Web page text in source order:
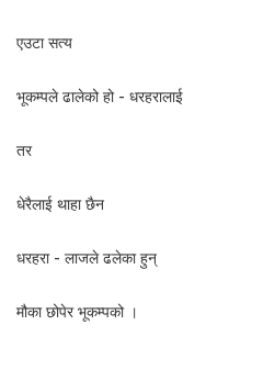
एउटा सत्य
भूकम्पले ढालेको हो - धरहरालाई
तर
धेरैलाई थाहा छैन
धरहरा - लाजले ढलेका हुन्
मौका छोपेर भूकम्पको ।